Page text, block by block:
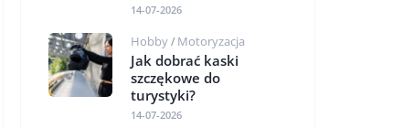
14-07-2026
Hobby/ Motoryzacja
Jak dobrać kaski
szczękowe do
turystyki?
14-07-2026